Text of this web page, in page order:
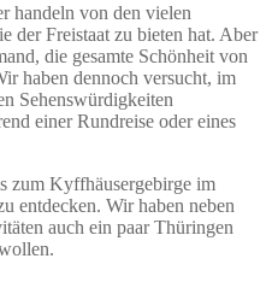
handeln von den vielen
der Freistaat zu bieten hat. Aber
die gesamte Schönheit von
haben dennoch versucht, im
Sehenswürdigkeiten
einer Rundreise oder eines
zum Kyffhäusergebirge im
entdecken. Wir haben neben
auch ein paar Thüringen